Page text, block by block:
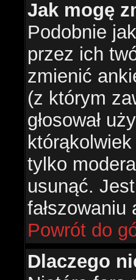
Jak mogę
Podobnie
przez ich
zmienić
(z którym
głosował
tylko
usunąć.
fałszowaniu
Powrót do
Dlaczego